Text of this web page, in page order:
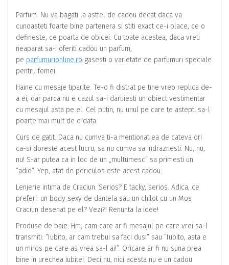
Parfum. Nu va bagati la astfel de cadou decat daca va
cunoasteti foarte bine partenera si stiti exact ce-i place, ce o
defineste, ce poarta de obicei. Cu toate acestea, daca vreti
neaparat sa-i oferiti cadou un parfum,
pe parfumurionline.ro gasesti o varietate de parfumuri speciale
pentru femei.
Haine cu mesaje tiparite. Te-o fi distrat pe tine vreo replica de-
a ei, dar parca nu e cazul sa-i daruiesti un obiect vestimentar
cu mesajul asta pe el. Cel putin, nu unul pe care te astepti sa-l
poarte mai mult de o data.
Curs de gatit. Daca nu cumva ti-a mentionat ea de cateva ori
ca-si doreste acest lucru, sa nu cumva sa indraznesti. Nu, nu,
nu! S-ar putea ca in loc de un „multumesc” sa primesti un
”adio”. Yep, atat de periculos este acest cadou.
Lenjerie intima de Craciun. Serios? E tacky, serios. Adica, ce
preferi: un body sexy de dantela sau un chilot cu un Mos
Craciun desenat pe el? Vezi?! Renunta la idee!
Produse de baie. Hm, cam care ar fi mesajul pe care vrei sa-l
transmiti: ”Iubito, ar cam trebui sa faci dus!” sau ”Iubito, asta e
un miros pe care as vrea sa-l ai!”. Oricare ar fi nu suna prea
bine in urechea iubitei. Deci nu, nici acesta nu e un cadou